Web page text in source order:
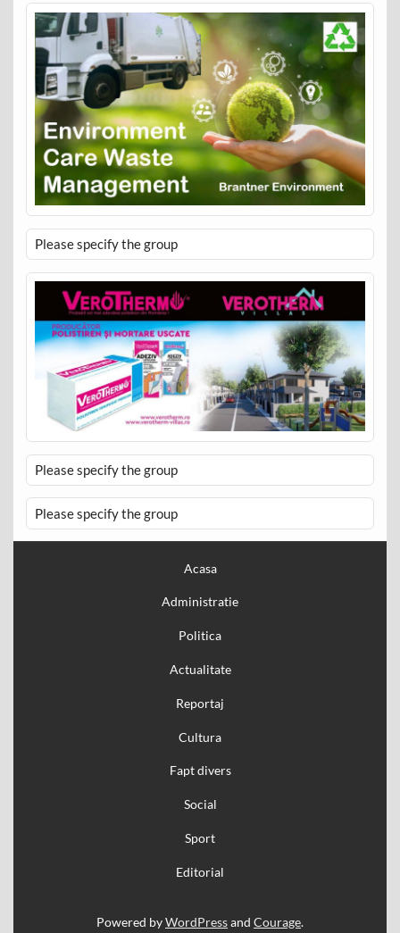
Please specify the group
Please specify the group
Please specify the group
Acasa
Administratie
Politica
Actualitate
Reportaj
Cultura
Fapt divers
Social
Sport
Editorial
Powered byWordPressand Courage.